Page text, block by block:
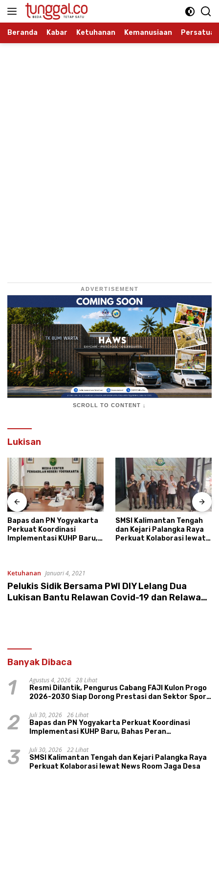
Langsung
Beranda Kabar Ketuhanan Kemanusiaan Persatuan
ADVERTISEMENT
SCROLL TO CONTENT ↓
Lukisan
Bapas dan PN Yogyakarta
Perkuat Koordinasi
Implementasi KUHP Baru,
SMSI Kalimantan Tengah
dan Kejari Palangka Raya
Perkuat Kolaborasi lewat
Ketuhanan Januari 4, 2021
Pelukis Sidik Bersama PWI DIY Lelang Dua
Lukisan Bantu Relawan Covid-19 dan Relawan
Banyak Dibaca
1 Agustus 4, 2026 28 Lihat
Resmi Dilantik, Pengurus Cabang FAJI Kulon Progo
2026-2030 Siap Dorong Prestasi dan Sektor Sport
2 Juli 30, 2026 26 Lihat
Bapas dan PN Yogyakarta Perkuat Koordinasi
Implementasi KUHP Baru, Bahas Peran
3 Juli 30, 2026 22 Lihat
SMSI Kalimantan Tengah dan Kejari Palangka Raya
Perkuat Kolaborasi lewat News Room Jaga Desa